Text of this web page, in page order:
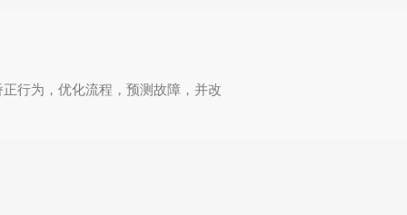
行为，优化流程，预测故障，并改